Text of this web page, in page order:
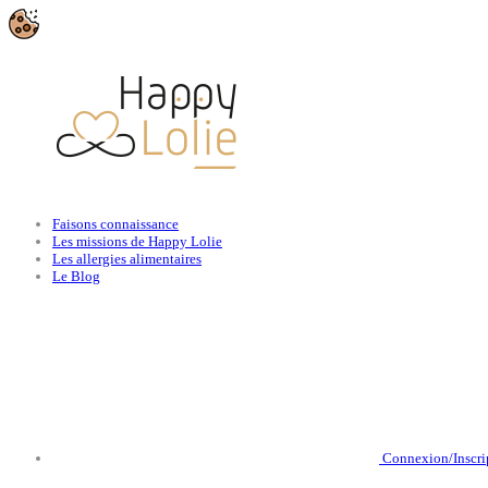
Faisons connaissance
Les missions de Happy Lolie
Les allergies alimentaires
Le Blog
Connexion/